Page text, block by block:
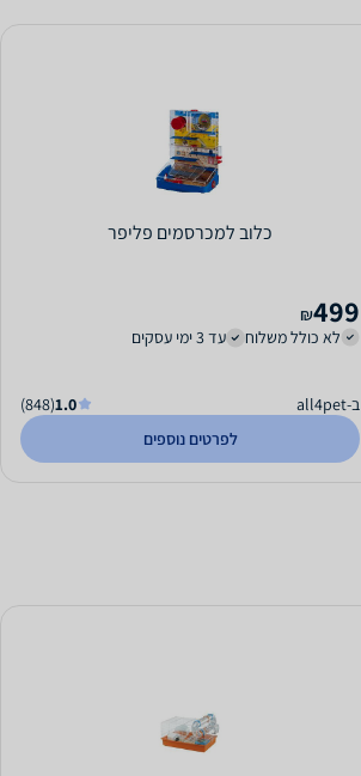
כלוב למכרסמים פליפר
499
₪
לא כולל משלוח
עד 3 ימי עסקים
ב-all4pet 1.0
(848)
לפרטים נוספים